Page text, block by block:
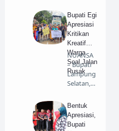
Bupati Egi
Apresiasi
Kritikan
Kreatif
Warga
Soal Jalan
Rusak
NUANSA
– Bupati
Lampung
Selatan,
Egi Pra…
Bentuk
Apresiasi,
Bupati